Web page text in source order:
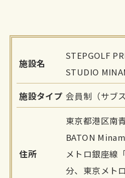
施設名
STEPGOLF
STUDIO
施設タイプ 会員制（サブ
住所
東京都港区南
BATON
メトロ銀座線
分、東京メト